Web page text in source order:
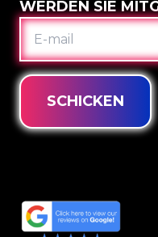
WERDEN SIE
E-
MAIL
SCHICKEN